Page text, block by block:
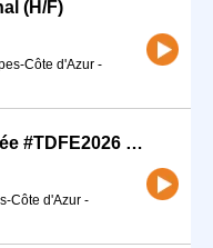
(H/F)
Côte d'Azur -
Moniteur / Monitrice de plongée #TDFE2026 (H/F)
Côte d'Azur -